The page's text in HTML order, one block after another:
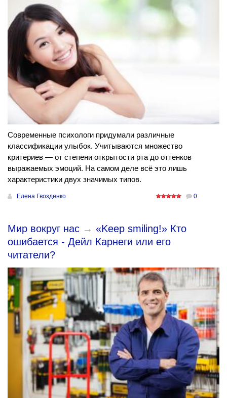
Современные психологи придумали различные
классификации улыбок. Учитываются множество
критериев — от степени открытости рта до оттенков
выражаемых эмоций. На самом деле всё это лишь
характеристики двух значимых типов.
Елена Гвозденко 0
Мир вокруг нас → «Keep smiling!» Кто
ошибается - Дейл Карнеги или его
читатели?